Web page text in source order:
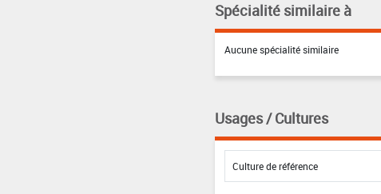
Spécialité similaire à
Aucune spécialité similaire
Usages / Cultures